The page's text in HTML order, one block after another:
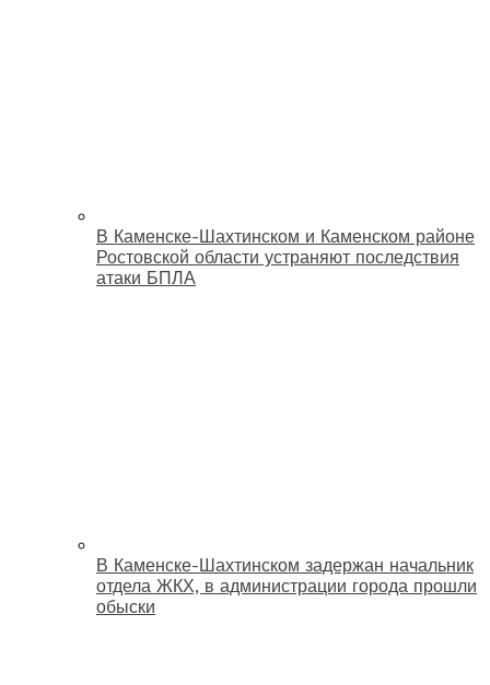
В Каменске-Шахтинском и Каменском районе
Ростовской области устраняют последствия
атаки БПЛА
В Каменске-Шахтинском задержан начальник
отдела ЖКХ, в администрации города прошли
обыски